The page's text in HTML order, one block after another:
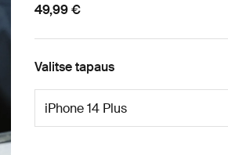
49,99 €
Valitse tapaus